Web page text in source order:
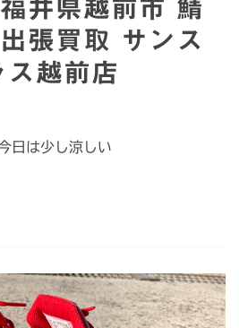
井県越前市 鯖
張買取 サンス
ス越前店
日は少し涼しい